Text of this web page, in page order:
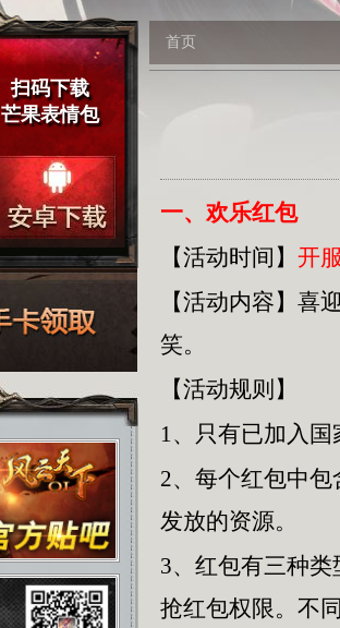
扫码下载
芒果表情包
首页
一、欢乐红包
【活动时间】 开
【活动内容】 喜
笑。
【活动规则】
1、只有已加入
2、每个红包中
发放的资源。
3、红包有三种
抢红包权限。不